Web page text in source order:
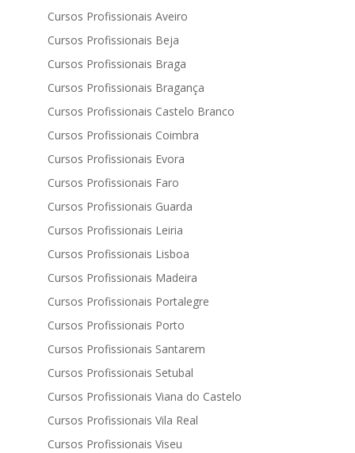
Cursos Profissionais Aveiro
Cursos Profissionais Beja
Cursos Profissionais Braga
Cursos Profissionais Bragança
Cursos Profissionais Castelo Branco
Cursos Profissionais Coimbra
Cursos Profissionais Evora
Cursos Profissionais Faro
Cursos Profissionais Guarda
Cursos Profissionais Leiria
Cursos Profissionais Lisboa
Cursos Profissionais Madeira
Cursos Profissionais Portalegre
Cursos Profissionais Porto
Cursos Profissionais Santarem
Cursos Profissionais Setubal
Cursos Profissionais Viana do Castelo
Cursos Profissionais Vila Real
Cursos Profissionais Viseu